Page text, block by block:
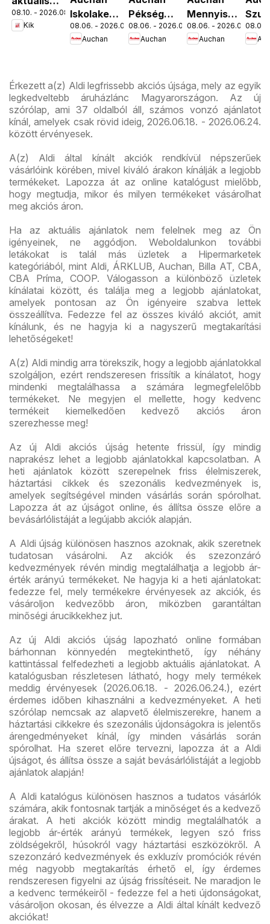
akciós
újság
08.10. - 2026.08.16.
Kik
Iskolakezdés
ajánlatok
08.06. - 2026.08.19.
Auchan
Pékség
ajánlataink
08.06. - 2026.08.12.
Auchan
Mennyiségi
kedvezmény
ajánlataink
08.06. - 2026.08.19.
Auchan
08.06.
Érkezett a(z) Aldi legfrissebb akciós újsága, mely az egyik
legkedveltebb áruházlánc Magyarországon. Az új
szórólap, ami 37 oldalból áll, számos vonzó ajánlatot
kínál, amelyek csak rövid ideig, 2026.06.18. - 2026.06.24.
között érvényesek.
A(z) Aldi által kínált akciók rendkívül népszerűek
vásárlóink körében, mivel kiváló árakon kínálják a legjobb
termékeket. Lapozza át az online katalógust mielőbb,
hogy megtudja, mikor és milyen termékeket vásárolhat
meg akciós áron.
Ha az aktuális ajánlatok nem felelnek meg az Ön
igényeinek, ne aggódjon. Weboldalunkon további
letákokat is talál más üzletek a Hipermarketek
kategóriából, mint Aldi, ÁRKLUB, Auchan, Billa AT, CBA,
CBA Príma, COOP. Válogasson a különböző üzletek
kínálatai között, és találja meg a legjobb ajánlatokat,
amelyek pontosan az Ön igényeire szabva lettek
összeállítva. Fedezze fel az összes kiváló akciót, amit
kínálunk, és ne hagyja ki a nagyszerű megtakarítási
lehetőségeket!
A(z) Aldi mindig arra törekszik, hogy a legjobb ajánlatokkal
szolgáljon, ezért rendszeresen frissítik a kínálatot, hogy
mindenki megtalálhassa a számára legmegfelelőbb
termékeket. Ne megyjen el mellette, hogy kedvenc
termékeit kiemelkedően kedvező akciós áron
szerezhesse meg!
Az új Aldi akciós újság hetente frissül, így mindig
naprakész lehet a legjobb ajánlatokkal kapcsolatban. A
heti ajánlatok között szerepelnek friss élelmiszerek,
háztartási cikkek és szezonális kedvezmények is,
amelyek segítségével minden vásárlás során spórolhat.
Lapozza át az újságot online, és állítsa össze előre a
bevásárlólistáját a legújabb akciók alapján.
A Aldi újság különösen hasznos azoknak, akik szeretnek
tudatosan vásárolni. Az akciók és szezonzáró
kedvezmények révén mindig megtalálhatja a legjobb ár-
érték arányú termékeket. Ne hagyja ki a heti ajánlatokat:
fedezze fel, mely termékekre érvényesek az akciók, és
vásároljon kedvezőbb áron, miközben garantáltan
minőségi árucikkekhez jut.
Az új Aldi akciós újság lapozható online formában
bárhonnan könnyedén megtekinthető, így néhány
kattintással felfedezheti a legjobb aktuális ajánlatokat. A
katalógusban részletesen látható, hogy mely termékek
meddig érvényesek (2026.06.18. - 2026.06.24.), ezért
érdemes időben kihasználni a kedvezményeket. A heti
szórólap nemcsak az alapvető élelmiszerekre, hanem a
háztartási cikkekre és szezonális újdonságokra is jelentős
árengedményeket kínál, így minden vásárlás során
spórolhat. Ha szeret előre tervezni, lapozza át a Aldi
újságot, és állítsa össze a saját bevásárlólistáját a legjobb
ajánlatok alapján!
A Aldi katalógus különösen hasznos a tudatos vásárlók
számára, akik fontosnak tartják a minőséget és a kedvező
árakat. A heti akciók között mindig megtalálhatók a
legjobb ár-érték arányú termékek, legyen szó friss
zöldségekről, húsokról vagy háztartási eszközökről. A
szezonzáró kedvezmények és exkluzív promóciók révén
még nagyobb megtakarítás érhető el, így érdemes
rendszeresen figyelni az újság frissítéseit. Ne maradjon le
a kedvenc termékeiről - fedezze fel a heti újdonságokat,
vásároljon okosan, és élvezze a Aldi által kínált kedvező
akciókat!